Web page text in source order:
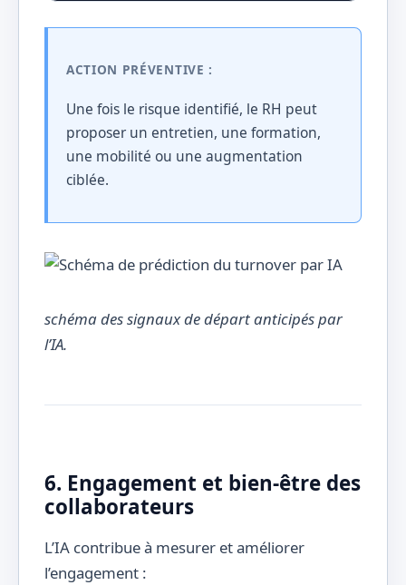
ACTION PRÉVENTIVE :
Une fois le risque identifié, le RH peut
proposer un entretien, une formation,
une mobilité ou une augmentation
ciblée.
schéma des signaux de départ anticipés par
l’IA.
6. Engagement et bien-être des
collaborateurs
L’IA contribue à mesurer et améliorer
l’engagement :